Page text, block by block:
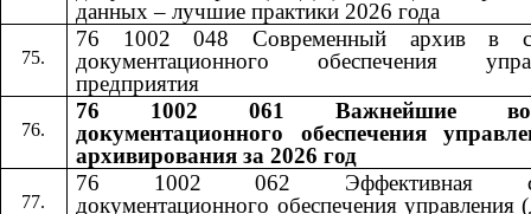
данных – лучшие практики 2026 года
76 1002 048 Современный архив в
документационного обеспечения
предприятия
76 1002 061 Важнейшие
документационного обеспечения
архивирования за 2026 год
76 1002 062 Эффективная
документационного обеспечения